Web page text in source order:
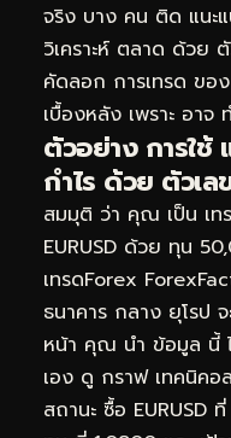
จริง บาง คน ติด แนะ
วิเคราะห์ ตลาด ด้วย
คัดลอก การเทรด ขอ
เบื้องหลัง เพราะ อาจ
ตัวอย่าง การใช้
กำไร ด้วย ตัวเล
สมมุติ ว่า คุณ เป็น เท
EURUSD ด้วย ทุน
เทรดForex
ธนาคาร กลาง ยุโรป
หน้า คุณ นำ ข้อมูล นี้
เอง ดู กราฟ เทคนิคอ
สถานะ ซื้อ EURUSD